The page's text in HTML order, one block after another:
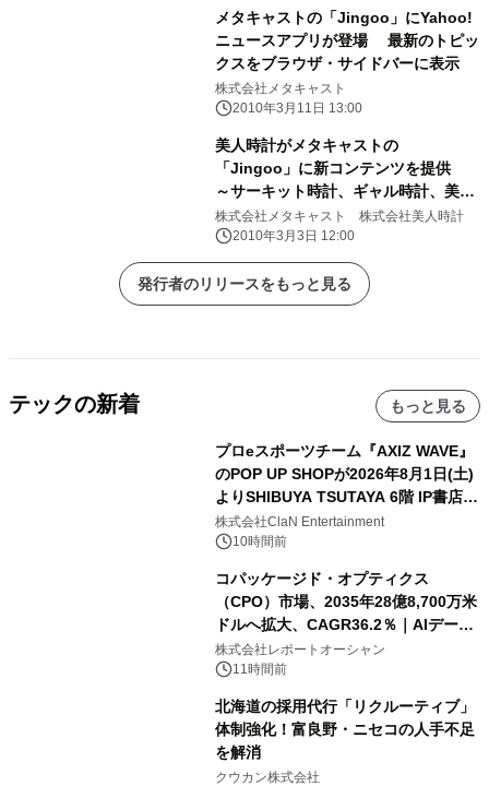
メタキャストの「Jingoo」にYahoo!
ニュースアプリが登場 最新のトピッ
クスをブラウザ・サイドバーに表示
株式会社メタキャスト
2010年3月11日 13:00
美人時計がメタキャストの
「Jingoo」に新コンテンツを提供
～サーキット時計、ギャル時計、美男
時計のJingoo版を無料提供開始～
株式会社メタキャスト 株式会社美人時計
2010年3月3日 12:00
発行者のリリースをもっと見る
テックの新着 もっと見る
プロeスポーツチーム『AXIZ WAVE』
のPOP UP SHOPが2026年8月1日(土)
よりSHIBUYA TSUTAYA 6階 IP書店で
開催決定！！
株式会社ClaN Entertainment
10時間前
コパッケージド・オプティクス
（CPO）市場、2035年28億8,700万米
ドルへ拡大、CAGR36.2％｜AIデータ
センター・高速光通信需要が成長を加
速
株式会社レポートオーシャン
11時間前
北海道の採用代行「リクルーティブ」
体制強化！富良野・ニセコの人手不足
を解消
クウカン株式会社